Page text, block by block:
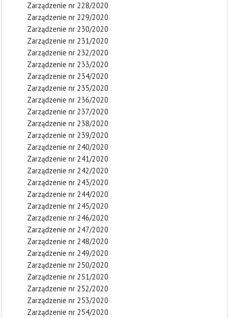
Zarządzenie nr 228/2020
Zarządzenie nr 229/2020
Zarządzenie nr 230/2020
Zarządzenie nr 231/2020
Zarządzenie nr 232/2020
Zarządzenie nr 233/2020
Zarządzenie nr 234/2020
Zarządzenie nr 235/2020
Zarządzenie nr 236/2020
Zarządzenie nr 237/2020
Zarządzenie nr 238/2020
Zarządzenie nr 239/2020
Zarządzenie nr 240/2020
Zarządzenie nr 241/2020
Zarządzenie nr 242/2020
Zarządzenie nr 243/2020
Zarządzenie nr 244/2020
Zarządzenie nr 245/2020
Zarządzenie nr 246/2020
Zarządzenie nr 247/2020
Zarządzenie nr 248/2020
Zarządzenie nr 249/2020
Zarządzenie nr 250/2020
Zarządzenie nr 251/2020
Zarządzenie nr 252/2020
Zarządzenie nr 253/2020
Zarządzenie nr 254/2020